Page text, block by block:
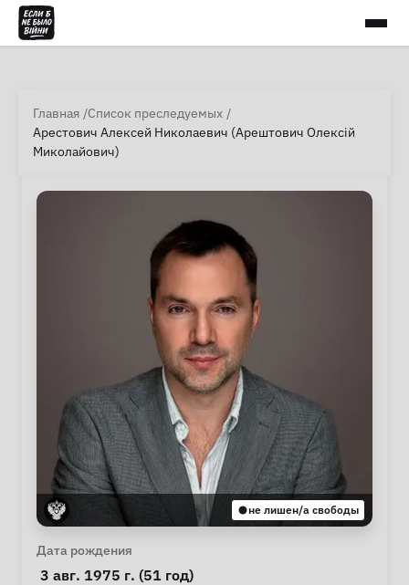
Главная Список преследуемых
Арестович Алексей Николаевич (Арештович Олексій
Миколайович)
не лишен/а свободы
Личная информация
Дата рождения
3 авг. 1975 г. (51 год)